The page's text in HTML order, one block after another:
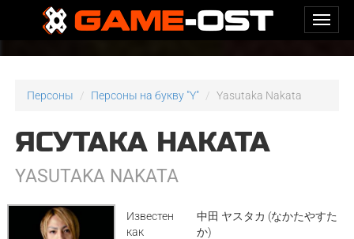
Персоны Персоны на букву "Y" Yasutaka Nakata
ЯСУТАКА НАКАТА
YASUTAKA NAKATA
Известен
как
中田 ヤスタカ (なかたやすた
か)